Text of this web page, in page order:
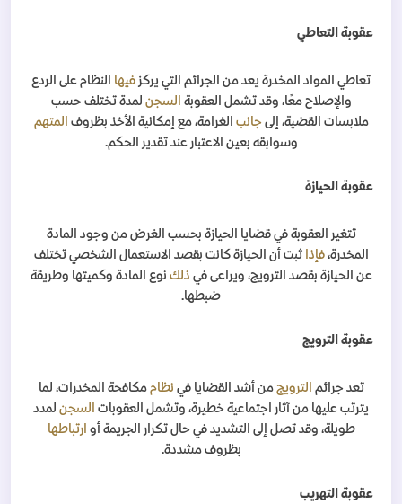
عقوبة التعاطي
تعاطي المواد المخدرة يعد من الجرائم التي يركز فيها
النظام على الردع
والإصلاح معًا، وقد تشمل العقوبة السجن لمدة تختلف حسب
ملابسات القضية، إلىجانب الغرامة، مع إمكانية الأخذ بظروف المتهم
وسوابقه بعين الاعتبار عند تقدير الحكم.
عقوبة الحيازة
تتغير العقوبة في قضايا الحيازة بحسب الغرض من وجود المادة
المخدرة،فإذاثبت أن الحيازة كانت بقصد الاستعمال الشخصي تختلف
عن الحيازة بقصد الترويج، ويراعى في ذلك نوع المادة وكميتها وطريقة
ضبطها.
عقوبة الترويج
تعد جرائم الترويجمن أشد القضايا في نظاممكافحة المخدرات، لما
يترتب عليها من آثار اجتماعية خطيرة، وتشمل العقوبات السجن لمدد
طويلة، وقد تصل إلى التشديد في حال تكرار الجريمة أو ارتباطها
بظروف مشددة.
عقوبة التهريب